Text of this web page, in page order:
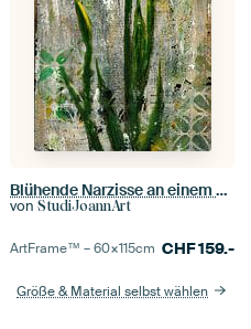
Blühende Narzisse an einem Vorfrühlingstag
von StudiJoannArt
ArtFrame™ –60×115cm CHF159.-
Größe & Material selbst wählen